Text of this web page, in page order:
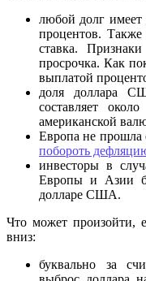
любой долг имеет
процентов.
ставка.
просрочка. Как
выплатой
доля доллара
составляет
американской
Европа не прошла
побороть
инвесторы в
Европы и Азии
долларе США.
Что может произойти,
вниз:
буквально за